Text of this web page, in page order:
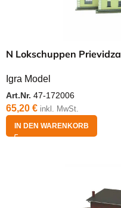
N Lokschuppen Prievidza
Igra Model
Art.Nr. 47-172006
65,20 € inkl. MwSt.
IN DEN WARENKORB